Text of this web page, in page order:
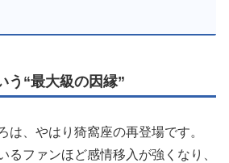
“最大級の因縁”
は、やはり猗窩座の再登場です。
るファンほど感情移入が強くなり、